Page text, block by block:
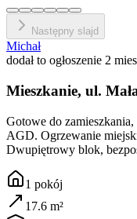
Następny slajd
Michał
dodał to ogłoszenie 2
Mieszkanie, ul.
Gotowe do
AGD. Ogrzewanie
Dwupiętrowy blok,
1 pokój
17.6 m²